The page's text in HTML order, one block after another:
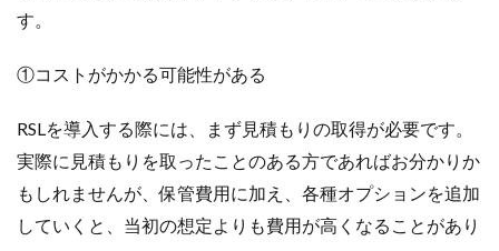
す。
①コストがかかる可能性がある
RSLを導入する際には、まず見積もりの取得が必要です。
実際に見積もりを取ったことのある方であればお分かりか
もしれませんが、保管費用に加え、各種オプションを追加
していくと、当初の想定よりも費用が高くなることがあり
冷凍品、冷凍物流、パートナー
初売りセール
初心者 初心者向け
利益率
効率化
動画 動画コマース
化粧品
単価アップ
単品通販 卸売業 原因
受注
同梱物
品質管理 商品 商品ページ